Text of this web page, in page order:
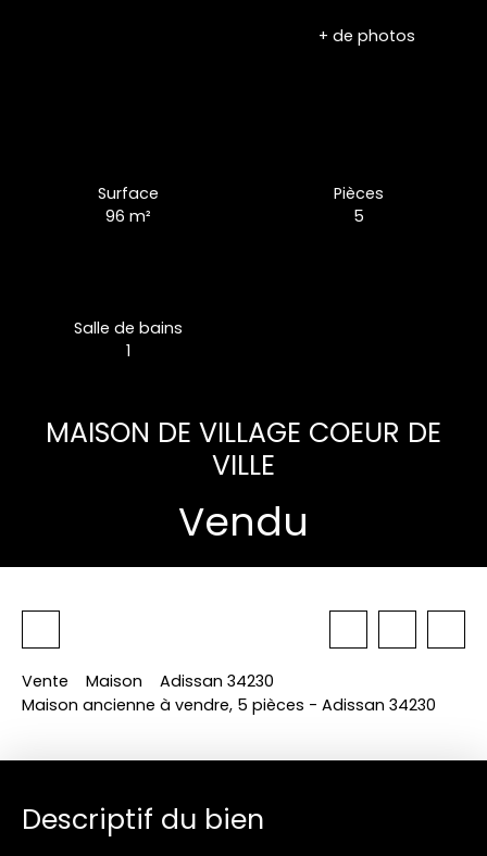
+ de photos
Surface
96m²
Pièces
5
Salle de bains
1
MAISON DE VILLAGE COEUR DE
VILLE
Vendu
Vente Maison
Adissan 34230
Maison ancienne à vendre, 5 pièces - Adissan 34230
Descriptif du bien